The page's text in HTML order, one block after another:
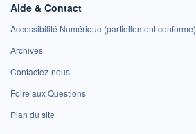
Aide & Contact
Accessibilité Numérique (partiellement conforme)
Archives
Contactez-nous
Foire aux Questions
Plan du site